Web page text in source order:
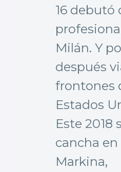
16 debutó
Milán. Y
después
frontones
Estados
Este 2018
cancha en
Markina,